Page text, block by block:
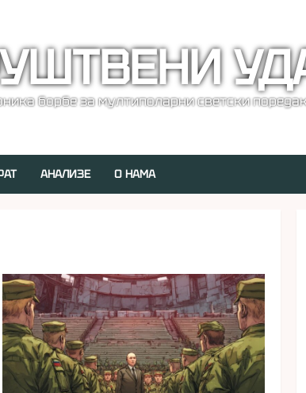
борбе за мултиполарни светски
АНАЛИЗЕ О НАМА